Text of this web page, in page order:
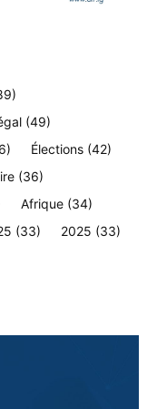
(49)
Élections (42)
(36)
Afrique (34)
(33) 2025 (33)